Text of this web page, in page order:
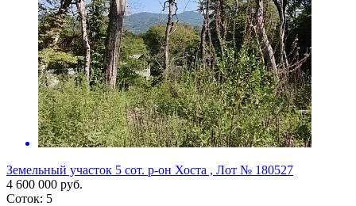
Земельный участок 5 сот. р-он Хоста , Лот № 180527
4 600 000 руб.
Соток: 5